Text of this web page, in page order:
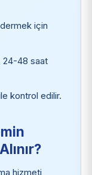
için
24-48 saat
kontrol edilir.
hizmeti